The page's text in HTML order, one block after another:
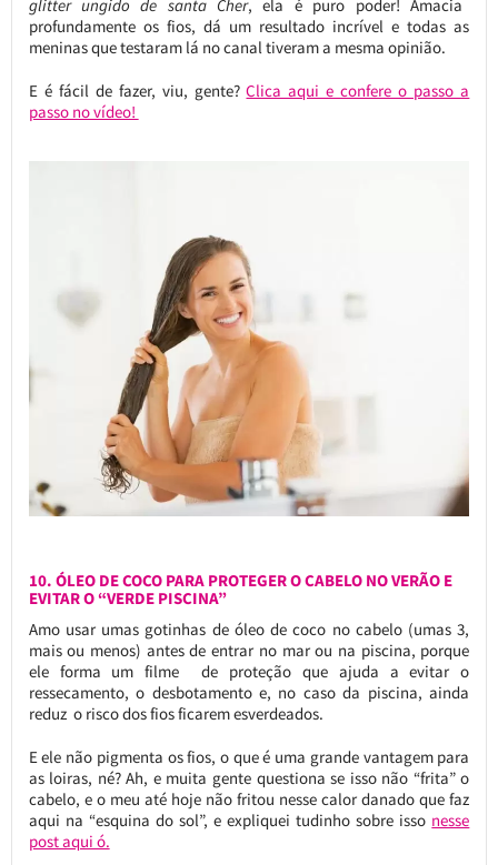
glitter ungido de santa Cher, ela é puro poder! Amacia
profundamente os fios, dá um resultado incrível e todas as
meninas que testaram lá no canal tiveram a mesma opinião.
E é fácil de fazer, viu, gente?Clica aqui e confere o passo a
passo no vídeo!
10. ÓLEO DE COCO PARA PROTEGER O CABELO NO VERÃO E
EVITAR O “VERDE PISCINA”
Amo usar umas gotinhas de óleo de coco no cabelo (umas 3,
mais ou menos) antes de entrar no mar ou na piscina, porque
ele forma um filme de proteção que ajuda a evitar o
ressecamento, o desbotamento e, no caso da piscina, ainda
reduz o risco dos fios ficarem esverdeados.
E ele não pigmenta os fios, o que é uma grande vantagem para
as loiras, né? Ah, e muita gente questiona se isso não “frita” o
cabelo, e o meu até hoje não fritou nesse calor danado que faz
aqui na “esquina do sol”, e expliquei tudinho sobre isso nesse
post aqui ó.